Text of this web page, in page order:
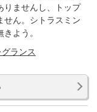
りませんし、トップ
せん。シトラスミン
よう。
ランス